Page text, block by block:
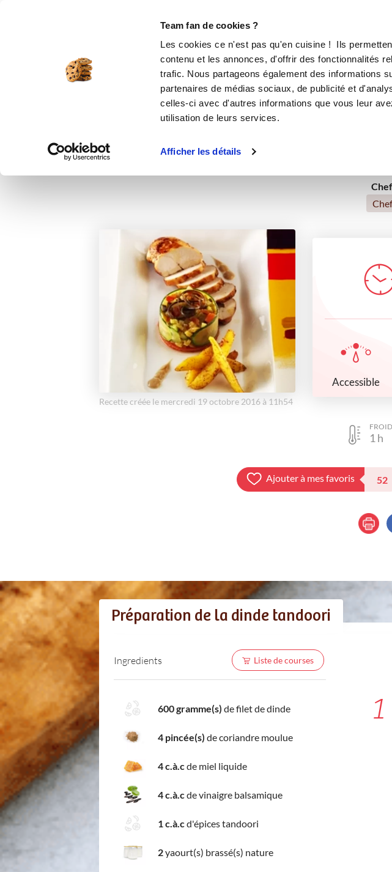
Team fan de cookies ?
Les cookies ce n'est pas qu'en cuisine ! Ils
contenu et les annonces, d'offrir des fonctionnalités
trafic. Nous partageons également des informations
partenaires de médias sociaux, de publicité et
celles-ci avec d'autres informations que vous leur
utilisation de leurs services.
Afficher les détails
Dinde
Recette créée le mercredi 19 octobre 2016 à 11h54
Accessible
FROID
1 h
Ajouter à mes favoris 52
Préparation de la dinde tandoori
Ingredients Liste de courses
600 gramme(s) de filet de dinde
4 pincée(s) de coriandre moulue
4 c.à.c de miel liquide
4 c.à.c de vinaigre balsamique
1 c.à.c d'épices tandoori
2yaourt(s) brassé(s) nature
1